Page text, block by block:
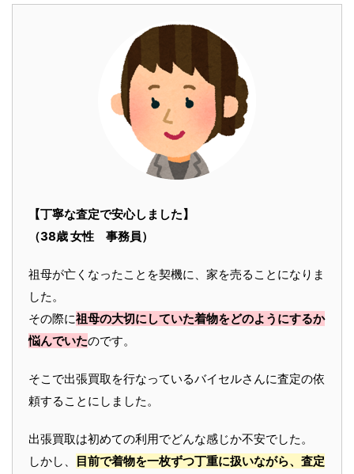
【丁寧な査定で安心しました】
（38歳 女性 事務員）
祖母が亡くなったことを契機に、家を売ることになりま
した。
その際に祖母の大切にしていた着物をどのようにするか
悩んでいたのです。
そこで出張買取を行なっているバイセルさんに査定の依
頼することにしました。
出張買取は初めての利用でどんな感じか不安でした。
しかし、
目前で着物を一枚ずつ丁重に扱いながら、査定